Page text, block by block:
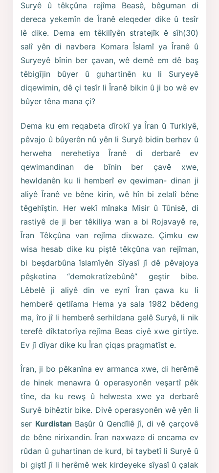
Suryê û têkçûna rejîma Beasê, bêguman di
dereca yekemîn de Îranê eleqeder dike û tesîr
lê dike. Dema em têkilîyên stratejîk ê sîh(30)
salî yên di navbera Komara Îslamî ya Îranê û
Suryeyê bînin ber çavan, wê demê em dê baş
têbigîjin bûyer û guhartinên ku li Suryeyê
diqewimin, dê çi tesîr li Îranê bikin û ji bo wê ev
bûyer têna mana çi?
Dema ku em reqabeta dîrokî ya Îran û Turkiyê,
pêvajo û bûyerên nû yên li Suryê bidin berhev û
herweha nerehetiya Îranê di derbarê ev
qewimandinan de bînin ber çavê xwe,
hewldanên ku li hemberî ev qewiman- dinan ji
aliyê Îranê ve bêne kirin, wê hîn bi zelalî bêne
têgehîştin. Her wekî mînaka Misir û Tûnisê, di
rastiyê de ji ber têkiliya wan a bi Rojavayê re,
Îran Têkçûna van rejîma dixwaze. Çimku ew
wisa hesab dike ku piştê têkçûna van rejîman,
bi beşdarbûna îslamîyên Sîyasî jî dê pêvajoya
pêşketina “demokratîzebûnê” geştir bibe.
Lêbelê ji aliyê din ve eynî Îran çawa ku li
hemberê qetlîama Hema ya sala 1982 bêdeng
ma, îro jî li hemberê serhildana gelê Suryê, li nik
terefê dîktatorîya rejîma Beas ciyê xwe girtîye.
Ev jî dîyar dike ku Îran çiqas pragmatîst e.
Îran, ji bo pêkanîna ev armanca xwe, di herêmê
de hinek menawra û operasyonên veşartî pêk
tîne, da ku rewş û helwesta xwe ya derbarê
Suryê bihêztir bike. Divê operasyonên wê yên li
ser Kurdistan Başûr û Qendîlê jî, di vê çarçovê
de bêne nirixandin. Îran naxwaze di encama ev
rûdan û guhartinan de kurd, bi taybetî li Suryê û
bi giştî jî li herêmê wek kirdeyeke sîyasî û çalak